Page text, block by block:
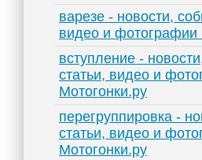
варезе - новости,
видео и фотографии
вступление -
статьи, видео и
Мотогонки.ру
перегруппировка -
статьи, видео и
Мотогонки.ру